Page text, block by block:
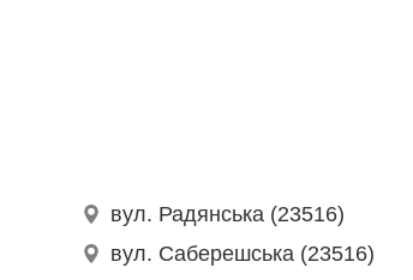
вул. Радянська (23516)
вул. Саберешська (23516)